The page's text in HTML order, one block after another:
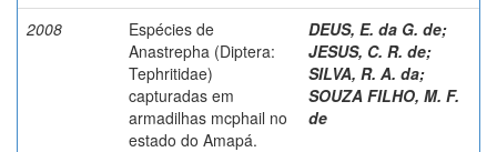
2008
Espécies de
Anastrepha (Diptera:
Tephritidae)
capturadas em
armadilhas mcphail no
estado do Amapá.
DEUS, E. da G. de;
JESUS, C. R. de;
SILVA, R. A. da;
SOUZA FILHO, M. F.
de